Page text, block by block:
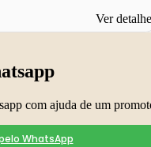
Ver
com ajuda de um
WhatsApp